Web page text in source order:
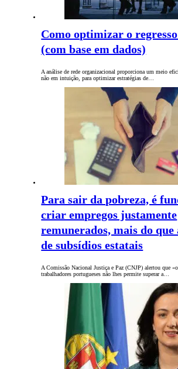
Como optimizar o
(com base em dados)
A análise de rede organizacional proporciona um meio
não em intuição, para optimizar estratégias de…
Para sair da pobreza, é
criar empregos justamente
remunerados, mais do
de subsídios estatais
A Comissão Nacional Justiça e Paz (CNJP) alertou que
trabalhadores portugueses não lhes permite superar a…